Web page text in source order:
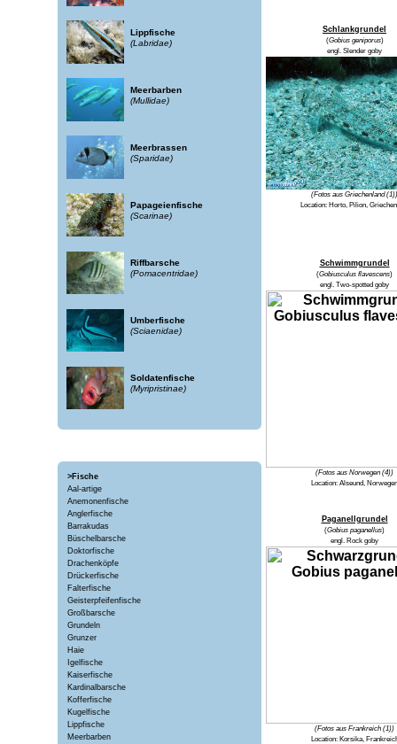
Lippfische
(Labridae)
Meerbarben
(Mullidae)
Meerbrassen
(Sparidae)
Papageienfische
(Scarinae)
Riffbarsche
(Pomacentridae)
Umberfische
(Sciaenidae)
Soldatenfische
(Myripristinae)
>Fische
Aal-artige
Anemonenfische
Anglerfische
Barrakudas
Büschelbarsche
Doktorfische
Drachenköpfe
Drückerfische
Falterfische
Geisterpfeifenfische
Großbarsche
Grundeln
Grunzer
Haie
Igelfische
Kaiserfische
Kardinalbarsche
Kofferfische
Kugelfische
Lippfische
Meerbarben
Schlankgrundel
(Gobius geniporus)
engl. Slender goby
(Fotos aus Griechenland (1))
Location: Horto, Pilion,
Schwimmgrundel
(Gobiusculus flavescens)
engl. Two-spotted goby
(Fotos aus Norwegen (4))
Location: Alseund, Norwegen
Paganellgrundel
(Gobius paganellus)
engl. Rock goby
(Fotos aus Frankreich (1))
Location: Korsika,